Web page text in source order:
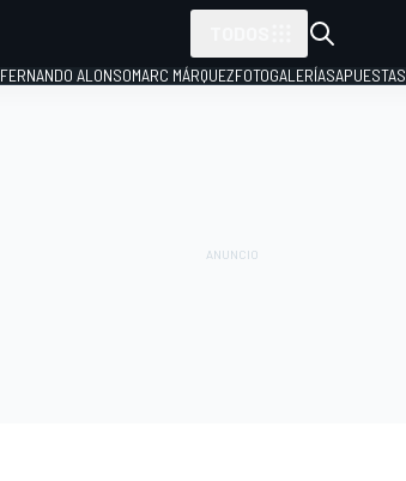
FERNANDO ALONSOMARC MÁRQUEZFOTOGALERÍASAPUESTAS